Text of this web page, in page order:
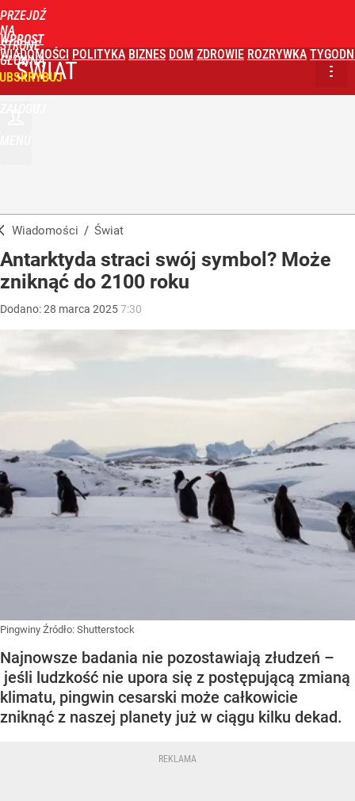
PRZEJDŹ
NA
STRONĘ
GŁÓWNĄ
WPROST
WIADOMOŚCI POLITYKA BIZNES DOM ZDROWIE ROZRYWKA
ŚWIAT
Wiadomości / Świat
Antarktyda straci swój symbol? Może
zniknąć do 2100 roku
Dodano:28 marca 20257:30
Pingwiny Źródło: Shutterstock
Najnowsze badania nie pozostawiają złudzeń –
jeśli ludzkość nie upora się z postępującą zmianą
klimatu, pingwin cesarski może całkowicie
zniknąć z naszej planety już w ciągu kilku dekad.